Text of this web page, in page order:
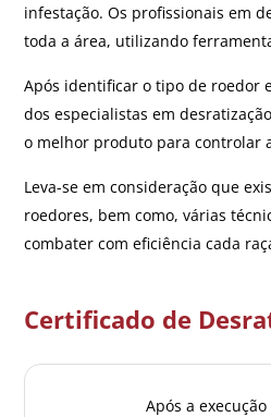
infestação. Os profissionais em
toda a área, utilizando
Após identificar o tipo de roedor
dos especialistas em
o melhor produto para controlar
Leva-se em consideração que
roedores, bem como, várias
combater com eficiência cada
Certificado de
Após a